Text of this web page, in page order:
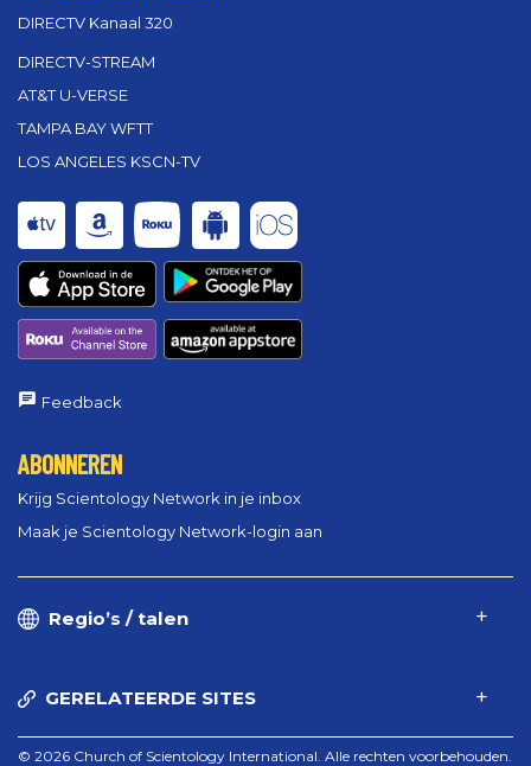
DIRECTV Kanaal 320
DIRECTV-STREAM
AT&T U-VERSE
TAMPA BAY WFTT
LOS ANGELES KSCN-TV
Feedback
ABONNEREN
Krijg Scientology Network in je inbox
Maak je Scientology Network-login aan
Regio’s / talen
GERELATEERDE SITES
© 2026 Church of Scientology International. Alle rechten voorbehouden.